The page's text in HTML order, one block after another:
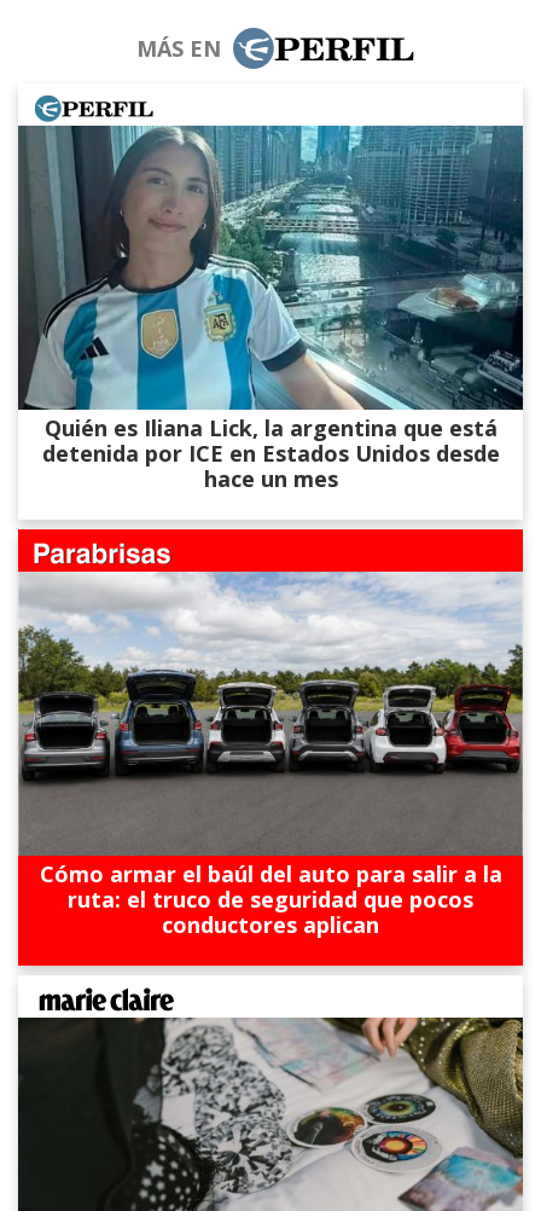
MÁS EN
Quién es Iliana Lick, la argentina que está
detenida por ICE en Estados Unidos desde
hace un mes
Cómo armar el baúl del auto para salir a la
ruta: el truco de seguridad que pocos
conductores aplican